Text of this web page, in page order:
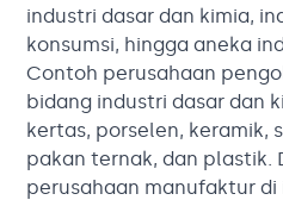
industri dasar dan kimia,
konsumsi, hingga aneka
Contoh perusahaan
bidang industri dasar dan
kertas, porselen, keramik,
pakan ternak, dan plastik.
perusahaan manufaktur